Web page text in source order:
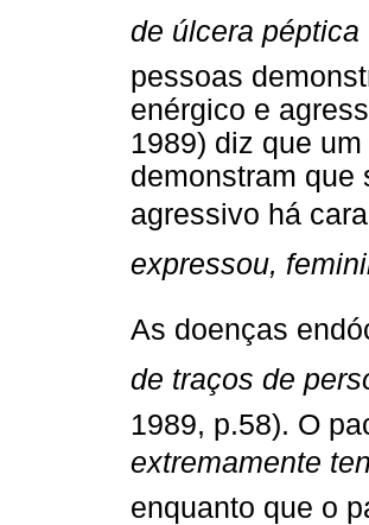
de úlcera péptica
pessoas
enérgico e
1989) diz que
demonstram que
agressivo há
expressou,
As doenças
de traços de
1989, p.58). O
extremamente
enquanto que o